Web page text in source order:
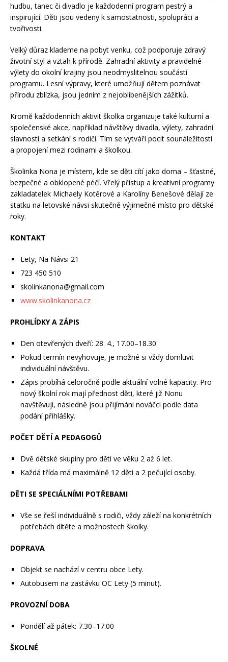
hudbu, tanec či divadlo je každodenní program pestrý a
inspirující. Děti jsou vedeny k samostatnosti, spolupráci a
tvořivosti.
Velký důraz klademe na pobyt venku, což podporuje zdravý
životní styl a vztah k přírodě. Zahradní aktivity a pravidelné
výlety do okolní krajiny jsou neodmyslitelnou součástí
programu. Lesní výpravy, které umožňují dětem poznávat
přírodu zblízka, jsou jedním z nejoblíbenějších zážitků.
Kromě každodenních aktivit školka organizuje také kulturní a
společenské akce, například návštěvy divadla, výlety, zahradní
slavnosti a setkání s rodiči. Tím se vytváří pocit sounáležitosti
a propojení mezi rodinami a školkou.
Školinka Nona je místem, kde se děti cítí jako doma – šťastné,
bezpečné a obklopené péčí. Vřelý přístup a kreativní programy
zakladatelek Michaely Kotěrové a Karolíny Benešové dělají ze
statku na letovské návsi skutečně výjimečné místo pro dětské
roky.
KONTAKT
Lety, Na Návsi 21
723 450 510
skolinkanona@gmail.com
www.skolinkanona.cz
PROHLÍDKY A ZÁPIS
Den otevřených dveří: 28. 4., 17.00–18.30
Pokud termín nevyhovuje, je možné si vždy domluvit
individuální návštěvu.
Zápis probíhá celoročně podle aktuální volné kapacity. Pro
nový školní rok mají přednost děti, které již Nonu
navštěvují, následně jsou přijímáni nováčci podle data
podání přihlášky.
POČET DĚTÍ A PEDAGOGŮ
Dvě dětské skupiny pro děti ve věku 2 až 6 let.
Každá třída má maximálně 12 dětí a 2 pečující osoby.
DĚTI SE SPECIÁLNÍMI POTŘEBAMI
Vše se řeší individuálně s rodiči, vždy záleží na konkrétních
potřebách dítěte a možnostech školky.
DOPRAVA
Objekt se nachází v centru obce Lety.
Autobusem na zastávku OC Lety (5 minut).
PROVOZNÍ DOBA
Pondělí až pátek: 7.30–17.00
ŠKOLNÉ